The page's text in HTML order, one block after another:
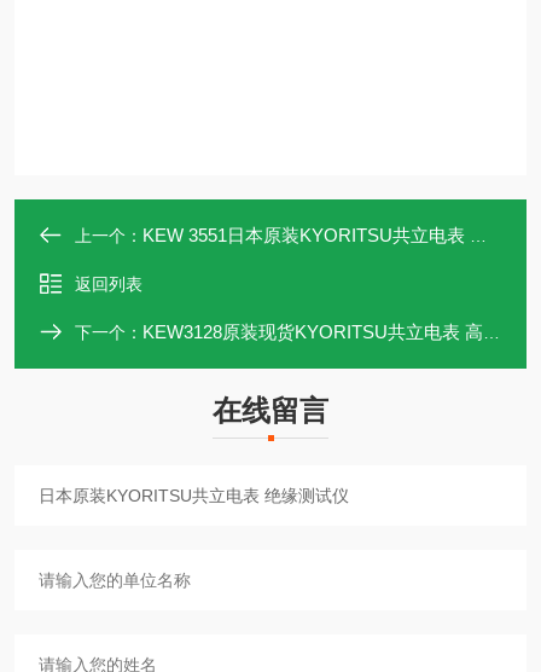
上一个： KEW 3551日本原装KYORITSU共立电表 绝缘测试仪
返回列表
下一个： KEW3128原装现货KYORITSU共立电表 高压绝缘测试仪
在线留言